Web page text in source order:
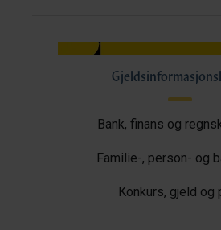
Bank, finans og
Familie-, person- og
Konkurs, gjeld og